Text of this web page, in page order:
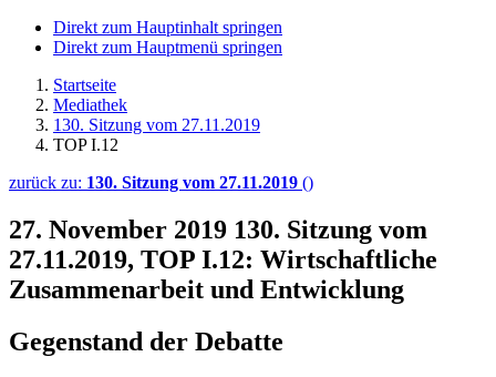
Direkt zum Hauptinhalt springen
Direkt zum Hauptmenü springen
Startseite
Mediathek
130. Sitzung vom 27.11.2019
TOP I.12
zurück zu: 130. Sitzung vom 27.11.2019 ()
27. November 2019 130. Sitzung vom
27.11.2019, TOP I.12: Wirtschaftliche
Zusammenarbeit und Entwicklung
Gegenstand der Debatte